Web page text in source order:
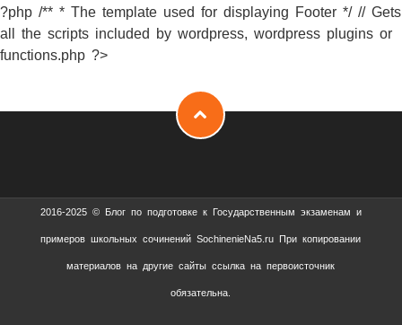
?php /** * The template used for displaying Footer */ // Gets
all the scripts included by wordpress, wordpress plugins or
functions.php ?>
2016-2025 © Блог по подготовке к Государственным экзаменам и
примеров школьных сочинений SochinenieNa5.ru При копировании
материалов на другие сайты ссылка на первоисточник
обязательна.